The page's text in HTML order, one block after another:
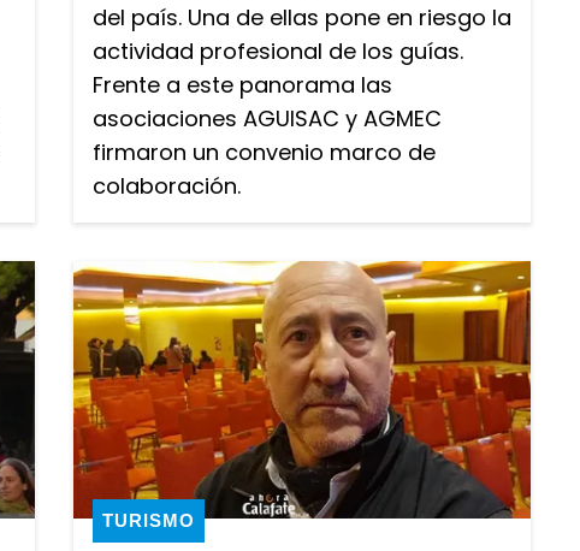
del país. Una de ellas pone en riesgo la
actividad profesional de los guías.
Frente a este panorama las
asociaciones AGUISAC y AGMEC
firmaron un convenio marco de
colaboración.
TURISMO